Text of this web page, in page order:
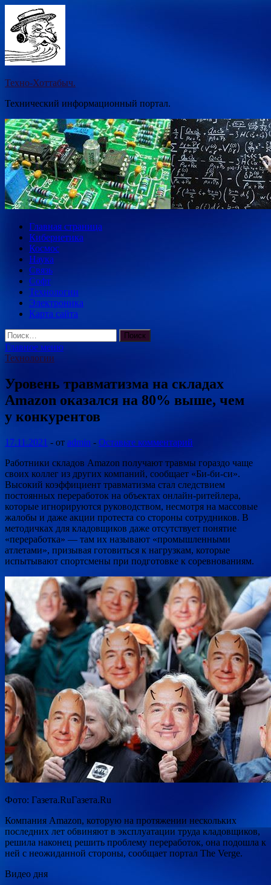
Перейти
содержимому
Техно-Хоттабыч.
Технический информационный портал.
Главная страница
Кибернетика
Космос
Наука
Связь
Софт
Технологии
Электроника
Карта сайта
Найти:
Главное меню
Технологии
Уровень травматизма на складах
Amazon оказался на 80% выше, чем
у конкурентов
17.11.2021 - от admin - Оставьте комментарий
Работники складов Amazon получают травмы гораздо чаще
своих коллег из других компаний, сообщает «Би-би-си».
Высокий коэффициент травматизма стал следствием
постоянных переработок на объектах онлайн-ритейлера,
которые игнорируются руководством, несмотря на массовые
жалобы и даже акции протеста со стороны сотрудников. В
методичках для кладовщиков даже отсутствует понятие
«переработка» — там их называют «промышленными
атлетами», призывая готовиться к нагрузкам, которые
испытывают спортсмены при подготовке к соревнованиям.
Фото: Газета.RuГазета.Ru
Компания Amazon, которую на протяжении нескольких
последних лет обвиняют в эксплуатации труда кладовщиков,
решила наконец решить проблему переработок, она подошла к
ней с неожиданной стороны, сообщает портал The Verge.
Видео дня